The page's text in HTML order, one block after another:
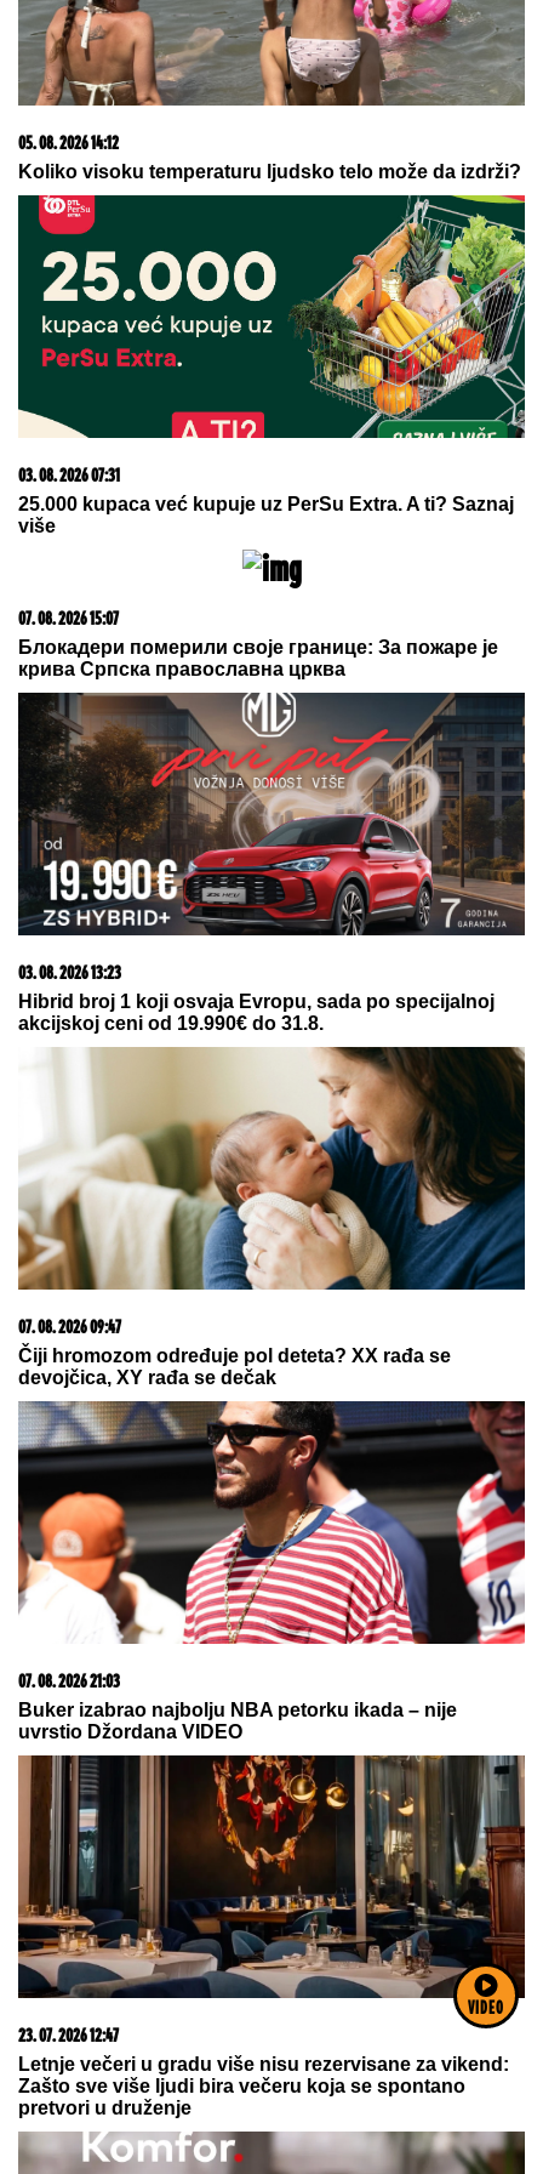
VIDEO
07. 08. 2026 21:18
Mudrik pred selidbom iz Čelsija – Lampard želi da oživi
karijeru Ukrajinca
REGISTRUJ SE UZ PROMO KOD CASINO Preuzmi
1500 BESPLATNIH SPINOVA
Marija (3) se igrala u dvorištu i samo je nestala: Posle
42 godine otac je pronašao, zanemeo je kada je saznao
gde je bila
05. 08. 2026 06:45
Šta dete nasleđuje od oca, a šta od majke? Sve što
treba da znate o genetici
07. 08. 2026 09:14
Сазнања „Политике”: Црна Гора следећа у војном
савезу Загреба, Тиране и Приштине
07. 08. 2026 22:02
Na današnji dan, 8. avgust
15. 07. 2026 07:44